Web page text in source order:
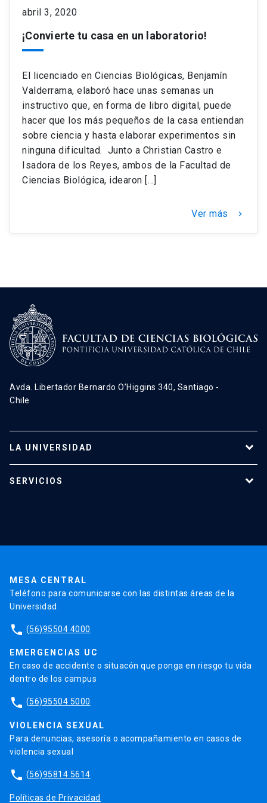
Académicos
Secretaría Académica
Documentos FCB
Dirección Investigación
Institutos y Centros
FCB en el Territorio
Redes Internacionales
Estudiantes
Postgrado
Centro de Estudiantes
Contacto
abril 3, 2020
¡Convierte tu casa en un laboratorio!
El licenciado en Ciencias Biológicas, Benjamín
Valderrama, elaboró hace unas semanas un
instructivo que, en forma de libro digital, puede
hacer que los más pequeños de la casa entiendan
sobre ciencia y hasta elaborar experimentos sin
ninguna dificultad. Junto a Christian Castro e
Isadora de los Reyes, ambos de la Facultad de
Ciencias Biológica, idearon […]
Ver más keyboard_arrow_right
Avda. Libertador Bernardo O’Higgins 340, Santiago -
Chile
LA UNIVERSIDAD
SERVICIOS
MESA CENTRAL
Teléfono para comunicarse con las distintas áreas de la
Universidad.
phone (56)95504 4000
EMERGENCIAS UC
En caso de accidente o situacón que ponga en riesgo tu vida
dentro de los campus
phone (56)95504 5000
VIOLENCIA SEXUAL
Para denuncias, asesoría o acompañamiento en casos de
violencia sexual
phone (56)95814 5614
Políticas de Privacidad